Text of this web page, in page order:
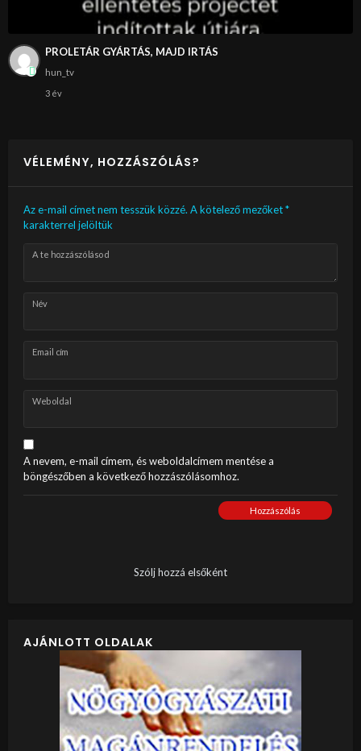
PROLETÁR GYÁRTÁS, MAJD IRTÁS
hun_tv
3 év
VÉLEMÉNY, HOZZÁSZÓLÁS?
Az e-mail címet nem tesszük közzé. A kötelező mezőket*
karakterrel jelöltük
A te hozzászólásod
Név
Email cím
Weboldal
A nevem, e-mail címem, és weboldalcímem mentése a
böngészőben a következő hozzászólásomhoz.
Hozzászólás
Szólj hozzá elsőként
AJÁNLOTT OLDALAK